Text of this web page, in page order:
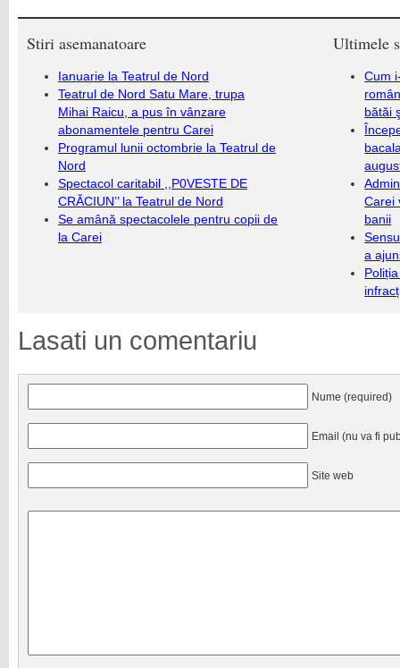
Stiri asemanatoare
Ianuarie la Teatrul de Nord
Teatrul de Nord Satu Mare, trupa
Mihai Raicu, a pus în vânzare
abonamentele pentru Carei
Programul lunii octombrie la Teatrul de
Nord
Spectacol caritabil ,,P0VESTE DE
CRĂCIUN’’ la Teatrul de Nord
Se amână spectacolele pentru copii de
la Carei
Ultimele
Cum
bătăi
Carei
banii
a
Lasati un comentariu
Nume (required)
Email (nu va fi
Site web